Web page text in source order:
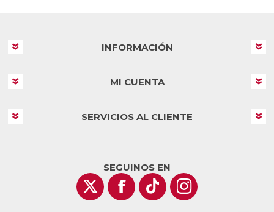
INFORMACIÓN
MI CUENTA
SERVICIOS AL CLIENTE
SEGUINOS EN